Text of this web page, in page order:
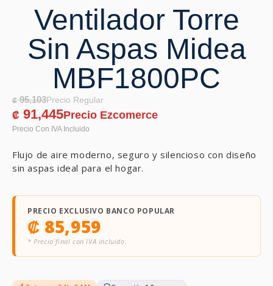
Ventilador Torre
Sin Aspas Midea
MBF1800PC
₡95,103
₡ 91,445
Flujo de aire moderno, seguro y silencioso con diseño
sin aspas ideal para el hogar.
PRECIO EXCLUSIVO BANCO POPULAR
₡ 85,959
* Precio final con IVA incluido.